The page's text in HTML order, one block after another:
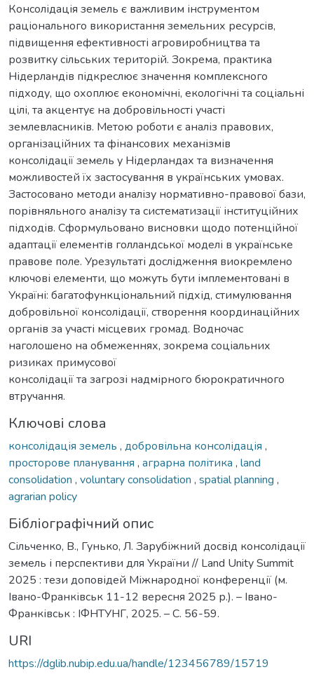
Консолідація земель є важливим інструментом
раціонального використання земельних ресурсів,
підвищення ефективності агровиробництва та
розвитку сільських територій. Зокрема, практика
Нідерландів підкреслює значення комплексного
підходу, що охоплює економічні, екологічні та соціальні
цілі, та акцентує на добровільності участі
землевласників. Метою роботи є аналіз правових,
організаційних та фінансових механізмів
консолідації земель у Нідерландах та визначення
можливостей їх застосування в українських умовах.
Застосовано методи аналізу нормативно-правової бази,
порівняльного аналізу та систематизації інституційних
підходів. Сформульовано висновки щодо потенційної
адаптації елементів голландської моделі в українське
правове поле. Урезультаті дослідження виокремлено
ключові елементи, що можуть бути імплементовані в
Україні: багатофункціональний підхід, стимулювання
добровільної консолідації, створення координаційних
органів за участі місцевих громад. Водночас
наголошено на обмеженнях, зокрема соціальних
ризиках примусової
консолідації та загрозі надмірного бюрократичного
втручання.
Ключові слова
консолідація земель , добровільна консолідація ,
просторове планування , аграрна політика , land
consolidation , voluntary consolidation , spatial planning ,
agrarian policy
Бібліографічний опис
Сільченко, В., Гунько, Л. Зарубіжний досвід консолідації
земель і перспективи для України // Land Unity Summit
2025 : тези доповідей Міжнародної конференції (м.
Івано-Франківськ 11-12 вересня 2025 р.). – Івано-
Франківськ : ІФНТУНГ, 2025. – С. 56-59.
URI
https://dglib.nubip.edu.ua/handle/123456789/15719